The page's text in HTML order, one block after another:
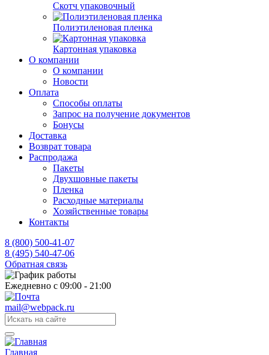
Скотч упаковочный
Полиэтиленовая пленка
Картонная упаковка
О компании
О компании
Новости
Оплата
Способы оплаты
Запрос на получение документов
Бонусы
Доставка
Возврат товара
Распродажа
Пакеты
Двухшовные пакеты
Пленка
Расходные материалы
Хозяйственные товары
Контакты
8 (800) 500-41-07
8 (495) 540-47-06
Обратная связь
Ежедневно с 09:00 - 21:00
mail@webpack.ru
Главная